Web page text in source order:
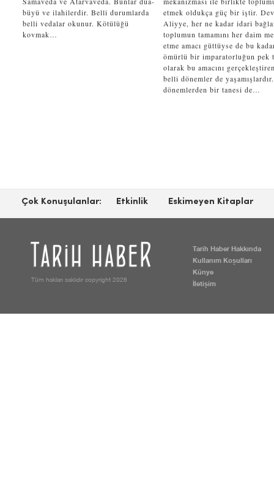
büyü ve ilahilerdir. Belli durumlarda
belli vedalar okunur. Kötülüğü
kovmak…
etmek oldukça güç bir iştir.
Aliyye, her ne kadar idari
toplumun tamamını her daim
etme amacı güttüyse de bu
ömürlü bir imparatorluğun pek
olarak bu amacını
belli dönemler de
dönemlerden bir tanesi de…
Çok Konuşulanlar: Etkinlik Eskimeyen Kitaplar
Tarih Haber Hakkında
Kullanım Koşulları
Künye
İletişim
Tüm hakları saklıdır copyright 2026